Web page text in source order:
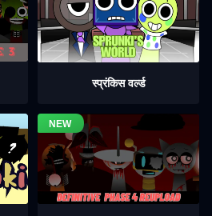
स्प्रंकिस वर्ल्ड